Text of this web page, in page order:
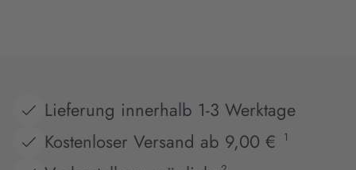
Lieferung innerhalb 1-3 Werktage
Kostenloser Versand ab 9,00 €
1